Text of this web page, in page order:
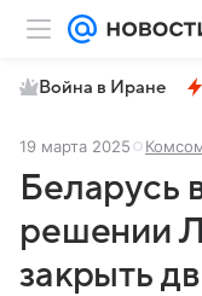
Война в Иране
19 марта 2025
Беларусь
решении
закрыть